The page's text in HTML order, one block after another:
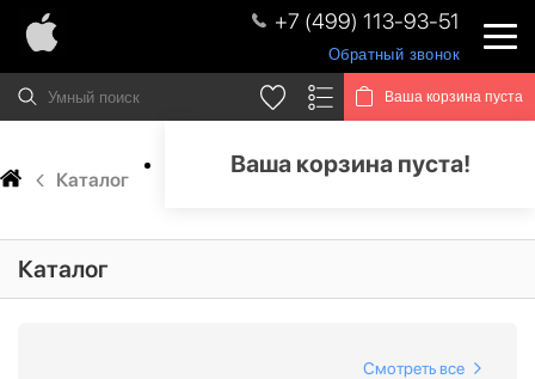
+7 (499) 113-93-51
Обратный звонок
Ваша корзина пуста
Ваша корзина пуста!
Каталог
Каталог
Смотреть все